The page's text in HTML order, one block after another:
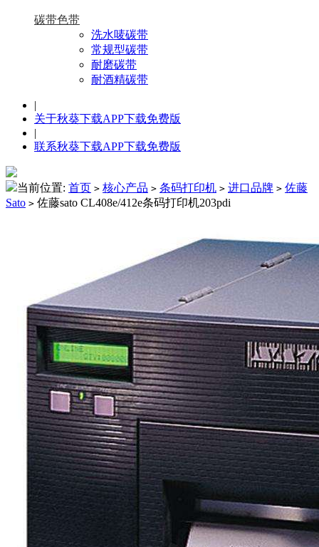
碳带色带
洗水唛碳带
常规型碳带
耐磨碳带
耐酒精碳带
|
关于秋葵下载APP下载免费版
|
联系秋葵下载APP下载免费版
当前位置: 首页 > 核心产品 > 条码打印机 > 进口品牌 > 佐藤
Sato > 佐藤sato CL408e/412e条码打印机203pdi